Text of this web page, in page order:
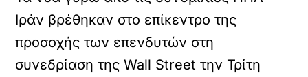
Ιράν βρέθηκαν στο επίκεντρο της
προσοχής των επενδυτών στη
συνεδρίαση της Wall Street την Τρίτη